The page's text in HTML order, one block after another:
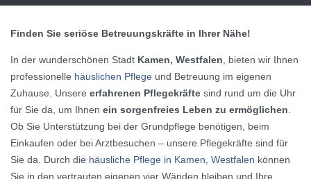
Finden Sie seriöse Betreuungskräfte in Ihrer Nähe!
In der wunderschönen Stadt Kamen, Westfalen, bieten wir Ihnen
professionelle häuslichen Pflege und Betreuung im eigenen
Zuhause. Unsere erfahrenen Pflegekräfte sind rund um die Uhr
für Sie da, um Ihnen ein sorgenfreies Leben zu ermöglichen.
Ob Sie Unterstützung bei der Grundpflege benötigen, beim
Einkaufen oder bei Arztbesuchen – unsere Pflegekräfte sind für
Sie da. Durch die häusliche Pflege in Kamen, Westfalen können
Sie in den vertrauten eigenen vier Wänden bleiben und Ihre